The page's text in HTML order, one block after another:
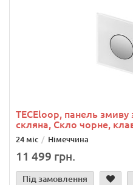
TECEloop, панель
скляна, Скло чорне,
24 міс Німеччина
11 499 грн.
Під замовлення